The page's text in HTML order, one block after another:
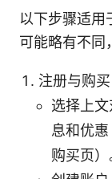
以下步骤适用
可能略有不同
注册与购买
选择上
息和优
购买页）